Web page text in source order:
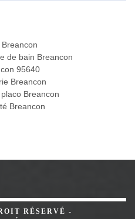
de bain Breancon
95640
Breancon
Breancon
Breancon
RÉSERVÉ -